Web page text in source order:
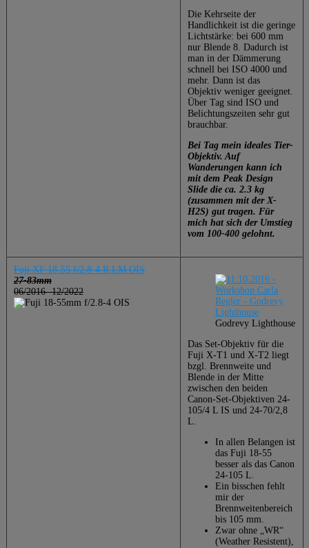
Die Kehrseite der
Handlichkeit ist die geringe
Lichtstärke: bei 600 mm
nur Blende 8. Dadurch ist
man in der Dämmerung
schnell bei ISO 4000 und
mehr. Dann ist das
Objektiv weniger geeignet.
Über Tag sind ISO und
Belichtungszeiten sehr gut
brauchbar.
Bei Tag mein ideales Tier-
Objektiv. Auf
Wanderungen kann ich
mit dem Peak Design
Slide die ca. 2.3 kg
(zusammen mit der X-
H2S) gut tragen. Für
mich hat sich der Umstieg
vom 100-400 gelohnt.
Fuji XF 18-55 f/2.8-4 R LM OIS
27-83mm
06/2016 -12/2022
Godrevy Lighthouse
Das Set-Objektiv für die
Fuji X-T1 und X-T2 liegt
bzgl. Brennweite und
Blende in der Mitte
zwischen den beiden
Canon-Set-Objektiven 24-
105/4 L IS und 24-70/2,8
L.
In allen Belangen ist
das Fuji 18-55
besser als das Canon
24-105 L.
Ein bisschen fehlt
mir der
Brennweitenbereich
bis 105 mm.
Zwar ohne „WR“
(Weather Resistent),